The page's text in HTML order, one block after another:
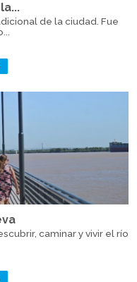
de la ciudad. Fue
caminar y vivir el río